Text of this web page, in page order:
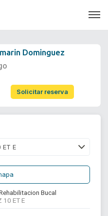
Dominguez
Solicitar reserva
Bucal
10 ET E